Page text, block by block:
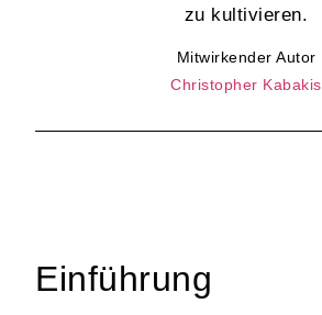
zu kultivieren.
Mitwirkender Autor
Christopher Kabakis
Einführung